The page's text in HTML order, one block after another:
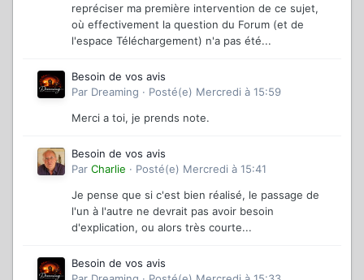
repréciser ma première intervention de ce sujet,
où effectivement la question du Forum (et de
l'espace Téléchargement) n'a pas été...
Besoin de vos avis
Par Dreaming · Posté(e) Mercredi à 15:59
Merci a toi, je prends note.
Besoin de vos avis
Par Charlie · Posté(e) Mercredi à 15:41
Je pense que si c'est bien réalisé, le passage de
l'un à l'autre ne devrait pas avoir besoin
d'explication, ou alors très courte...
Besoin de vos avis